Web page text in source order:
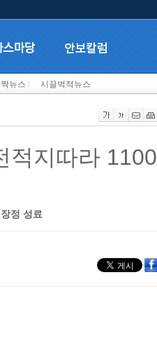
뉴스 시끌벅적뉴스
적지따라 1100
정 성료